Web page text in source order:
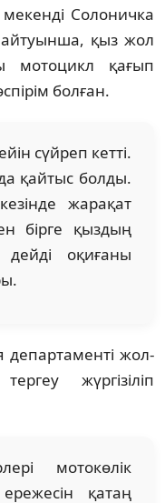
мекенді Солоничка
айтуынша, қыз жол
мотоцикл қағып
болған.
сүйреп кетті.
қайтыс болды.
жарақат
бірге қыздың
оқиғаны
жол-
жүргізіліп
мотокөлік
қатаң